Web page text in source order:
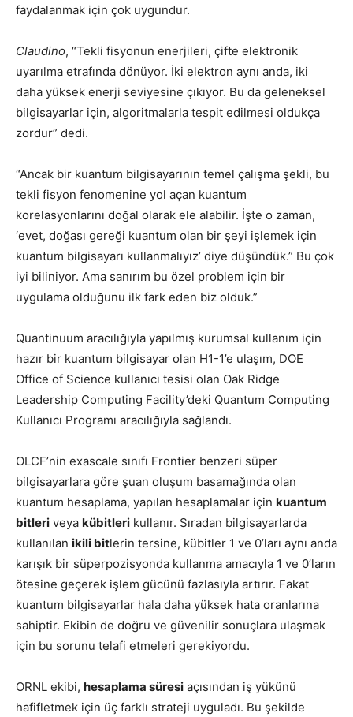
faydalanmak için çok uygundur.
Claudino, “Tekli fisyonun enerjileri, çifte elektronik
uyarılma etrafında dönüyor. İki elektron aynı anda, iki
daha yüksek enerji seviyesine çıkıyor. Bu da geleneksel
bilgisayarlar için, algoritmalarla tespit edilmesi oldukça
zordur” dedi.
“Ancak bir kuantum bilgisayarının temel çalışma şekli, bu
tekli fisyon fenomenine yol açan kuantum
korelasyonlarını doğal olarak ele alabilir. İşte o zaman,
‘evet, doğası gereği kuantum olan bir şeyi işlemek için
kuantum bilgisayarı kullanmalıyız’ diye düşündük.” Bu çok
iyi biliniyor. Ama sanırım bu özel problem için bir
uygulama olduğunu ilk fark eden biz olduk.”
Quantinuum aracılığıyla yapılmış kurumsal kullanım için
hazır bir kuantum bilgisayar olan H1-1’e ulaşım, DOE
Office of Science kullanıcı tesisi olan Oak Ridge
Leadership Computing Facility’deki Quantum Computing
Kullanıcı Programı aracılığıyla sağlandı.
OLCF’nin exascale sınıfı Frontier benzeri süper
bilgisayarlara göre şuan oluşum basamağında olan
kuantum hesaplama, yapılan hesaplamalar için kuantum
bitleri veya kübitleri kullanır. Sıradan bilgisayarlarda
kullanılan ikili bitlerin tersine, kübitler 1 ve 0’ları aynı anda
karışık bir süperpozisyonda kullanma amacıyla 1 ve 0’ların
ötesine geçerek işlem gücünü fazlasıyla artırır. Fakat
kuantum bilgisayarlar hala daha yüksek hata oranlarına
sahiptir. Ekibin de doğru ve güvenilir sonuçlara ulaşmak
için bu sorunu telafi etmeleri gerekiyordu.
ORNL ekibi, hesaplama süresi açısından iş yükünü
hafifletmek için üç farklı strateji uyguladı. Bu şekilde